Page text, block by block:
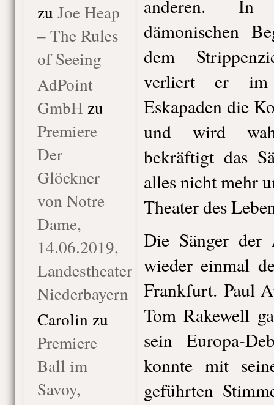
zu Joe Heap
– The Rules
of Seeing
AdPoint
GmbH zu
Premiere
Der
Glöckner
von Notre
Dame,
14.06.2019,
Landestheater
Niederbayern
Carolin zu
Premiere
Ball im
Savoy,
anderen. In
dämonischen
dem
verliert er im
Eskapaden die
und wird
bekräftigt das
alles nicht mehr
Theater des
Die Sänger der
wieder einmal
Frankfurt. Paul
Tom Rakewell
sein Europa-
konnte mit
geführten